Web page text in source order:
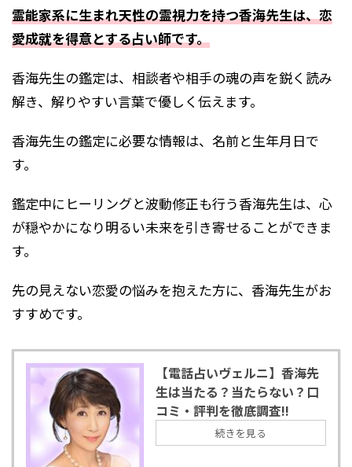
霊能家系に生まれ天性の霊視力を持つ香海先生は、恋
愛成就を得意とする占い師です。
香海先生の鑑定は、相談者や相手の魂の声を鋭く読み
解き、解りやすい言葉で優しく伝えます。
香海先生の鑑定に必要な情報は、名前と生年月日で
す。
鑑定中にヒーリングと波動修正も行う香海先生は、心
が穏やかになり明るい未来を引き寄せることができま
す。
先の見えない恋愛の悩みを抱えた方に、香海先生がお
すすめです。
【電話占いヴェルニ】香海先
生は当たる？当たらない？口
コミ・評判を徹底調査!!
続きを見る